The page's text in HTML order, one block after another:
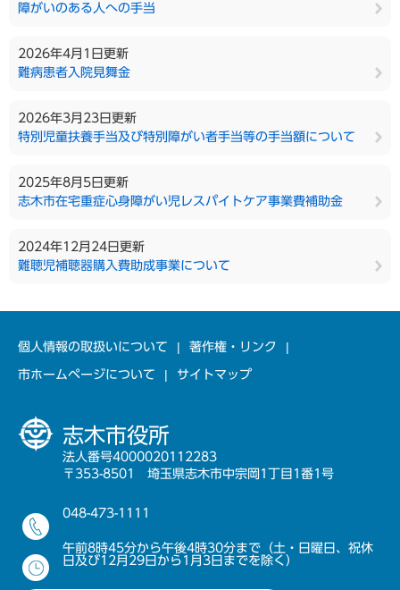
障がいのある人への手当
2026年4月1日更新
難病患者入院見舞金
2026年3月23日更新
特別児童扶養手当及び特別障がい者手当等の手当額について
2025年8月5日更新
志木市在宅重症心身障がい児レスパイトケア事業費補助金
2024年12月24日更新
難聴児補聴器購入費助成事業について
個人情報の取扱いについて 著作権・リンク
市ホームページについて サイトマップ
志木市役所
法人番号4000020112283
〒353-8501 埼玉県志木市中宗岡1丁目1番1号
048-473-1111
午前8時45分から午後4時30分まで（土・日曜日、祝休
日及び12月29日から1月3日までを除く）